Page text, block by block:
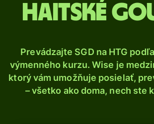
haitské
Prevádzajte SGD na HTG
výmenného kurzu. Wise je
ktorý vám umožňuje posielať,
– všetko ako doma, nech ste